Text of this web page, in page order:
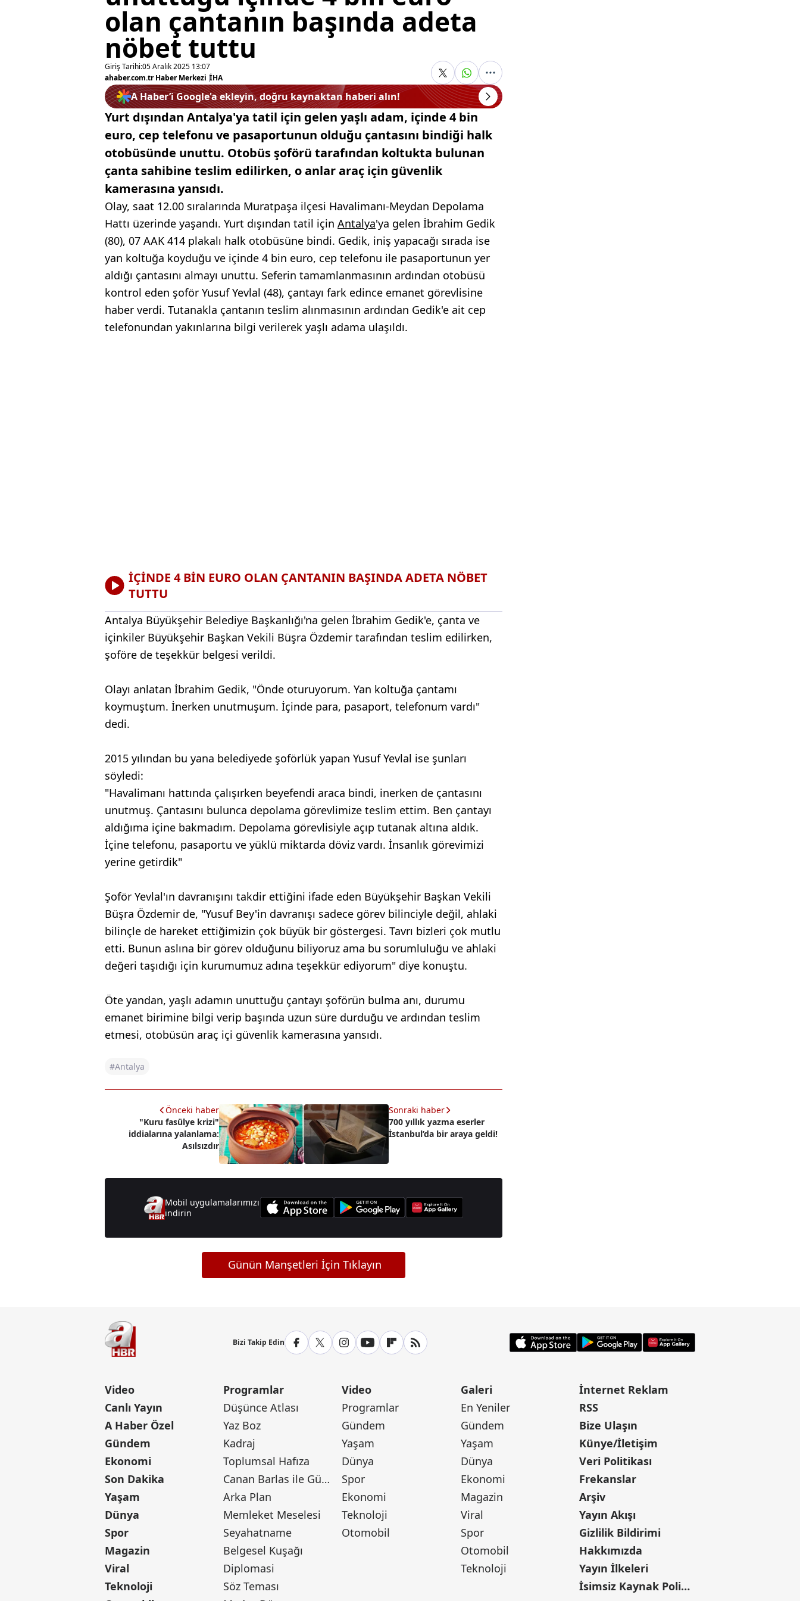
olan çantanın başında adeta
nöbet tuttu
Giriş Tarihi:05 Aralık 2025 13:07
ahaber.com.tr Haber Merkezi |İHA
A Haber’i Google'a ekleyin, doğru kaynaktan haberi alın!
Yurt dışından Antalya'ya tatil için gelen yaşlı adam, içinde 4 bin
euro, cep telefonu ve pasaportunun olduğu çantasını bindiği halk
otobüsünde unuttu. Otobüs şoförü tarafından koltukta bulunan
çanta sahibine teslim edilirken, o anlar araç için güvenlik
kamerasına yansıdı.
Olay, saat 12.00 sıralarında Muratpaşa ilçesi Havalimanı-Meydan Depolama
Hattı üzerinde yaşandı. Yurt dışından tatil için Antalya'ya gelen İbrahim Gedik
(80), 07 AAK 414 plakalı halk otobüsüne bindi. Gedik, iniş yapacağı sırada ise
yan koltuğa koyduğu ve içinde 4 bin euro, cep telefonu ile pasaportunun yer
aldığı çantasını almayı unuttu. Seferin tamamlanmasının ardından otobüsü
kontrol eden şoför Yusuf Yevlal (48), çantayı fark edince emanet görevlisine
haber verdi. Tutanakla çantanın teslim alınmasının ardından Gedik'e ait cep
telefonundan yakınlarına bilgi verilerek yaşlı adama ulaşıldı.
İÇİNDE 4 BİN EURO OLAN ÇANTANIN BAŞINDA ADETA NÖBET
TUTTU
Antalya Büyükşehir Belediye Başkanlığı'na gelen İbrahim Gedik'e, çanta ve
içinkiler Büyükşehir Başkan Vekili Büşra Özdemir tarafından teslim edilirken,
şoföre de teşekkür belgesi verildi.
Olayı anlatan İbrahim Gedik, "Önde oturuyorum. Yan koltuğa çantamı
koymuştum. İnerken unutmuşum. İçinde para, pasaport, telefonum vardı"
dedi.
2015 yılından bu yana belediyede şoförlük yapan Yusuf Yevlal ise şunları
söyledi:
"Havalimanı hattında çalışırken beyefendi araca bindi, inerken de çantasını
unutmuş. Çantasını bulunca depolama görevlimize teslim ettim. Ben çantayı
aldığıma içine bakmadım. Depolama görevlisiyle açıp tutanak altına aldık.
İçine telefonu, pasaportu ve yüklü miktarda döviz vardı. İnsanlık görevimizi
yerine getirdik"
Şoför Yevlal'ın davranışını takdir ettiğini ifade eden Büyükşehir Başkan Vekili
Büşra Özdemir de, "Yusuf Bey'in davranışı sadece görev bilinciyle değil, ahlaki
bilinçle de hareket ettiğimizin çok büyük bir göstergesi. Tavrı bizleri çok mutlu
etti. Bunun aslına bir görev olduğunu biliyoruz ama bu sorumluluğu ve ahlaki
değeri taşıdığı için kurumumuz adına teşekkür ediyorum" diye konuştu.
Öte yandan, yaşlı adamın unuttuğu çantayı şoförün bulma anı, durumu
emanet birimine bilgi verip başında uzun süre durduğu ve ardından teslim
etmesi, otobüsün araç içi güvenlik kamerasına yansıdı.
#Antalya
Önceki haber
"Kuru fasülye krizi"
iddialarına yalanlama:
Asılsızdır
Sonraki haber
700 yıllık yazma eserler
İstanbul’da bir araya geldi!
Mobil uygulamalarımızı
indirin
Günün Manşetleri İçin Tıklayın
Bizi Takip Edin
Video
Canlı Yayın
A Haber Özel
Gündem
Ekonomi
Son Dakika
Yaşam
Dünya
Spor
Magazin
Viral
Teknoloji
Programlar
Düşünce Atlası
Yaz Boz
Kadraj
Toplumsal Hafıza
Canan Barlas ile Gündem
Arka Plan
Memleket Meselesi
Seyahatname
Belgesel Kuşağı
Diplomasi
Söz Teması
Video
Programlar
Gündem
Yaşam
Dünya
Spor
Ekonomi
Teknoloji
Otomobil
Galeri
En Yeniler
Gündem
Yaşam
Dünya
Ekonomi
Magazin
Viral
Spor
Otomobil
Teknoloji
İnternet Reklam
RSS
Bize Ulaşın
Künye/İletişim
Veri Politikası
Frekanslar
Arşiv
Yayın Akışı
Gizlilik Bildirimi
Hakkımızda
Yayın İlkeleri
İsimsiz Kaynak Politikası